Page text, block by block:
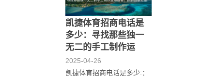
凯捷体育招商电话是
多少：寻找那些独一
无二的手工制作运
2025-04-26
凯捷体育招商电话是多少:：